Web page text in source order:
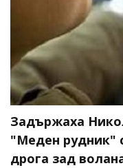
Задържаха
"Меден рудник"
дрога зад